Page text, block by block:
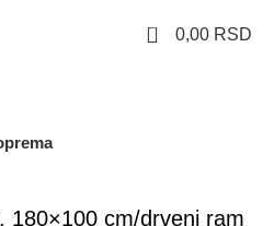
0 0,00 RSD
180×100 cm/drveni ram